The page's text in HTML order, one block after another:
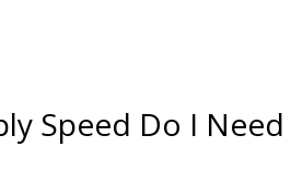
Speed Do I Need